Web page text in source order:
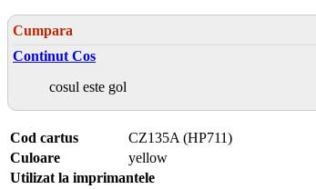
Cumpara
Continut Cos
cosul este gol
Cod cartus
CZ135A (HP711)
Culoare
yellow
Utilizat la imprimantele